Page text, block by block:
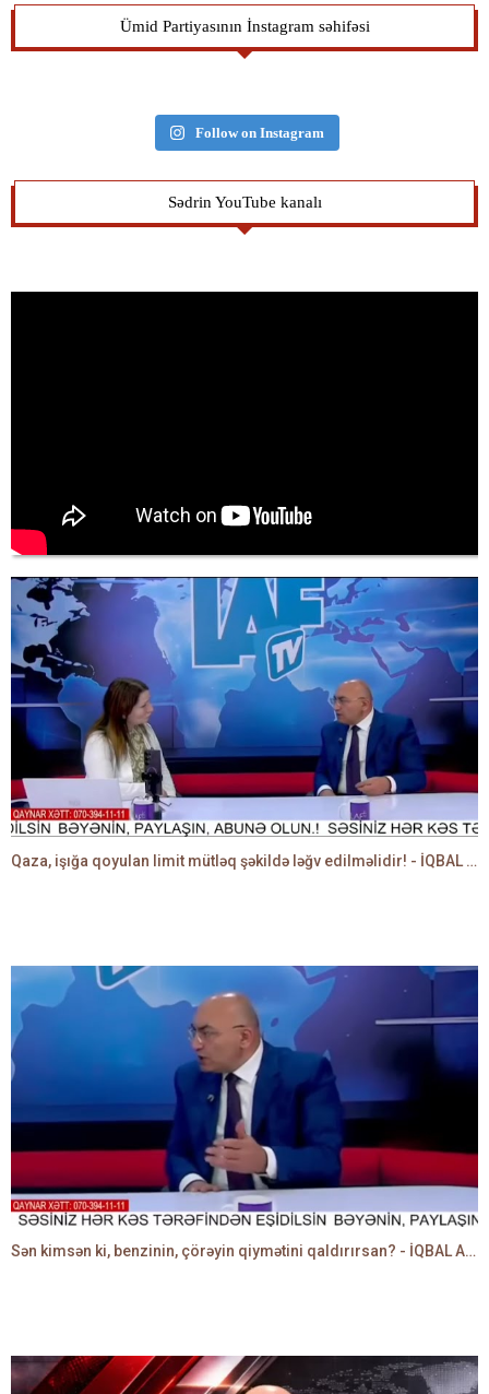
Ümid Partiyasının İnstagram səhifəsi
Follow on Instagram
Sədrin YouTube kanalı
Qaza, işığa qoyulan limit mütləq şəkildə ləğv edilməlidir! - İQBAL AĞAZADƏ
Sən kimsən ki, benzinin, çörəyin qiymətini qaldırırsan? - İQBAL AĞAZADƏ